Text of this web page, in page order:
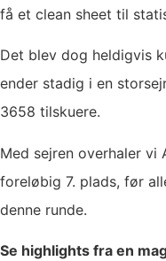
få et clean sheet til
Det blev dog heldigvis
ender stadig i en
3658 tilskuere.
Med sejren overhaler vi
foreløbig 7. plads, før
denne runde.
Se highlights fra en